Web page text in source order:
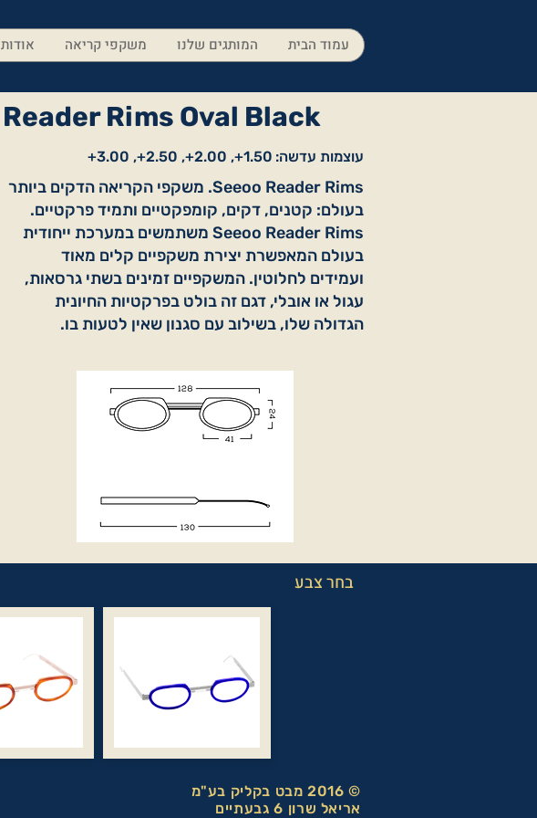
עמוד הבית המותגים שלנו משקפי קריאה אודות
Reader Rims Oval Black
1.50+, 2.00+, 2.50+, 3.00+ עוצמות עדשה:
Seeoo Reader Rims. משקפי הקריאה הדקים ביותר
בעולם: קטנים, דקים, קומפקטיים ותמיד פרקטיים.
Seeoo Reader Rims משתמשים במערכת ייחודית
בעולם המאפשרת יצירת משקפיים קלים מאוד
ועמידים לחלוטין. המשקפיים זמינים בשתי גרסאות,
עגול או אובלי, דגם זה בולט בפרקטיות החיונית
הגדולה שלו, בשילוב עם סגנון שאין לטעות בו.
בחר צבע
© 2016 מבט בקליק בע"מ
אריאל שרון 6 גבעתיים